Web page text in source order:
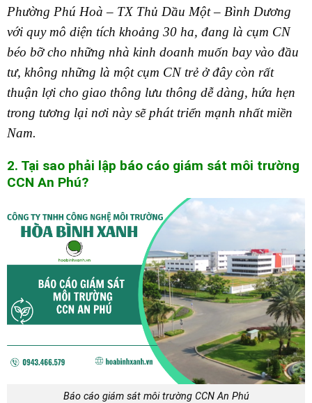
Phường Phú Hoà – TX Thủ Dầu Một – Bình Dương
với quy mô diện tích khoảng 30 ha, đang là cụm CN
béo bỡ cho những nhà kinh doanh muốn bay vào đầu
tư, không những là một cụm CN trẻ ở đây còn rất
thuận lợi cho giao thông lưu thông dễ dàng, hứa hẹn
trong tương lại nơi này sẽ phát triển mạnh nhất miền
Nam.
2. Tại sao phải lập báo cáo giám sát môi trường
CCN An Phú?
Báo cáo giám sát môi trường CCN An Phú